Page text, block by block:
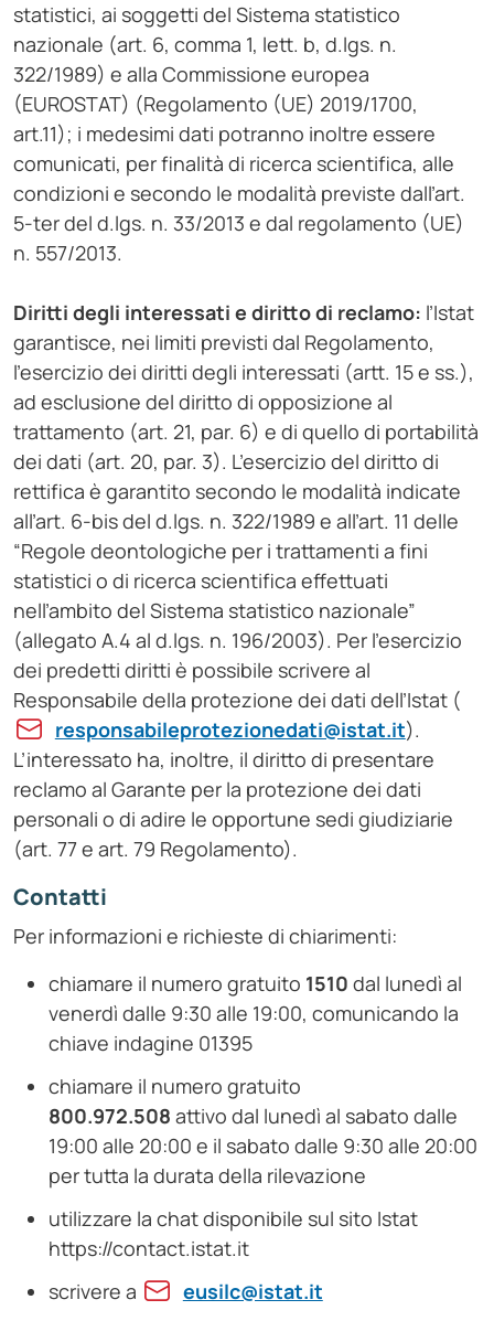
statistici, ai soggetti del Sistema statistico
nazionale (art. 6, comma 1, lett. b, d.lgs. n.
322/1989) e alla Commissione europea
(EUROSTAT) (Regolamento (UE) 2019/1700,
art.11); i medesimi dati potranno inoltre essere
comunicati, per finalità di ricerca scientifica, alle
condizioni e secondo le modalità previste dall’art.
5-ter del d.lgs. n. 33/2013 e dal regolamento (UE)
n. 557/2013.
Diritti degli interessati e diritto di reclamo: l’Istat
garantisce, nei limiti previsti dal Regolamento,
l’esercizio dei diritti degli interessati (artt. 15 e ss.),
ad esclusione del diritto di opposizione al
trattamento (art. 21, par. 6) e di quello di portabilità
dei dati (art. 20, par. 3). L’esercizio del diritto di
rettifica è garantito secondo le modalità indicate
all’art. 6-bis del d.lgs. n. 322/1989 e all’art. 11 delle
“Regole deontologiche per i trattamenti a fini
statistici o di ricerca scientifica effettuati
nell’ambito del Sistema statistico nazionale”
(allegato A.4 al d.lgs. n. 196/2003). Per l’esercizio
dei predetti diritti è possibile scrivere al
Responsabile della protezione dei dati dell’Istat (
responsabileprotezionedati@istat.it).
L’interessato ha, inoltre, il diritto di presentare
reclamo al Garante per la protezione dei dati
personali o di adire le opportune sedi giudiziarie
(art. 77 e art. 79 Regolamento).
Contatti
Per informazioni e richieste di chiarimenti:
chiamare il numero gratuito 1510 dal lunedì al
venerdì dalle 9:30 alle 19:00, comunicando la
chiave indagine 01395
chiamare il numero gratuito
800.972.508 attivo dal lunedì al sabato dalle
19:00 alle 20:00 e il sabato dalle 9:30 alle 20:00
per tutta la durata della rilevazione
utilizzare la chat disponibile sul sito Istat
https://contact.istat.it
scrivere a
eusilc@istat.it